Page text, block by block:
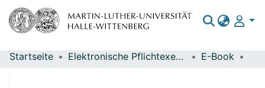
Bereiche & Sammlungen
Startseite Elektronische Pflichtexemplare E-Book